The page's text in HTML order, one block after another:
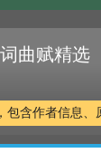
曲赋精选
包含作者信息